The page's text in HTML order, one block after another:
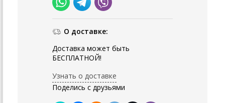
О доставке:
Доставка может быть
БЕСПЛАТНОЙ!
Узнать о доставке
Поделись с друзьями